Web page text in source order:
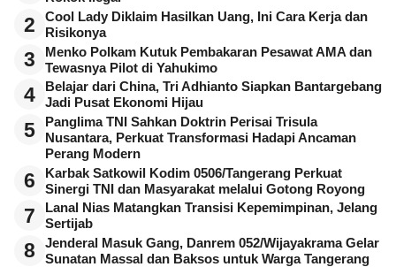
2
Cool Lady Diklaim Hasilkan Uang, Ini Cara Kerja dan
Risikonya
3
Menko Polkam Kutuk Pembakaran Pesawat AMA dan
Tewasnya Pilot di Yahukimo
4
Belajar dari China, Tri Adhianto Siapkan Bantargebang
Jadi Pusat Ekonomi Hijau
5
Panglima TNI Sahkan Doktrin Perisai Trisula
Nusantara, Perkuat Transformasi Hadapi Ancaman
Perang Modern
6
Karbak Satkowil Kodim 0506/Tangerang Perkuat
Sinergi TNI dan Masyarakat melalui Gotong Royong
7
Lanal Nias Matangkan Transisi Kepemimpinan, Jelang
Sertijab
8
Jenderal Masuk Gang, Danrem 052/Wijayakrama Gelar
Sunatan Massal dan Baksos untuk Warga Tangerang